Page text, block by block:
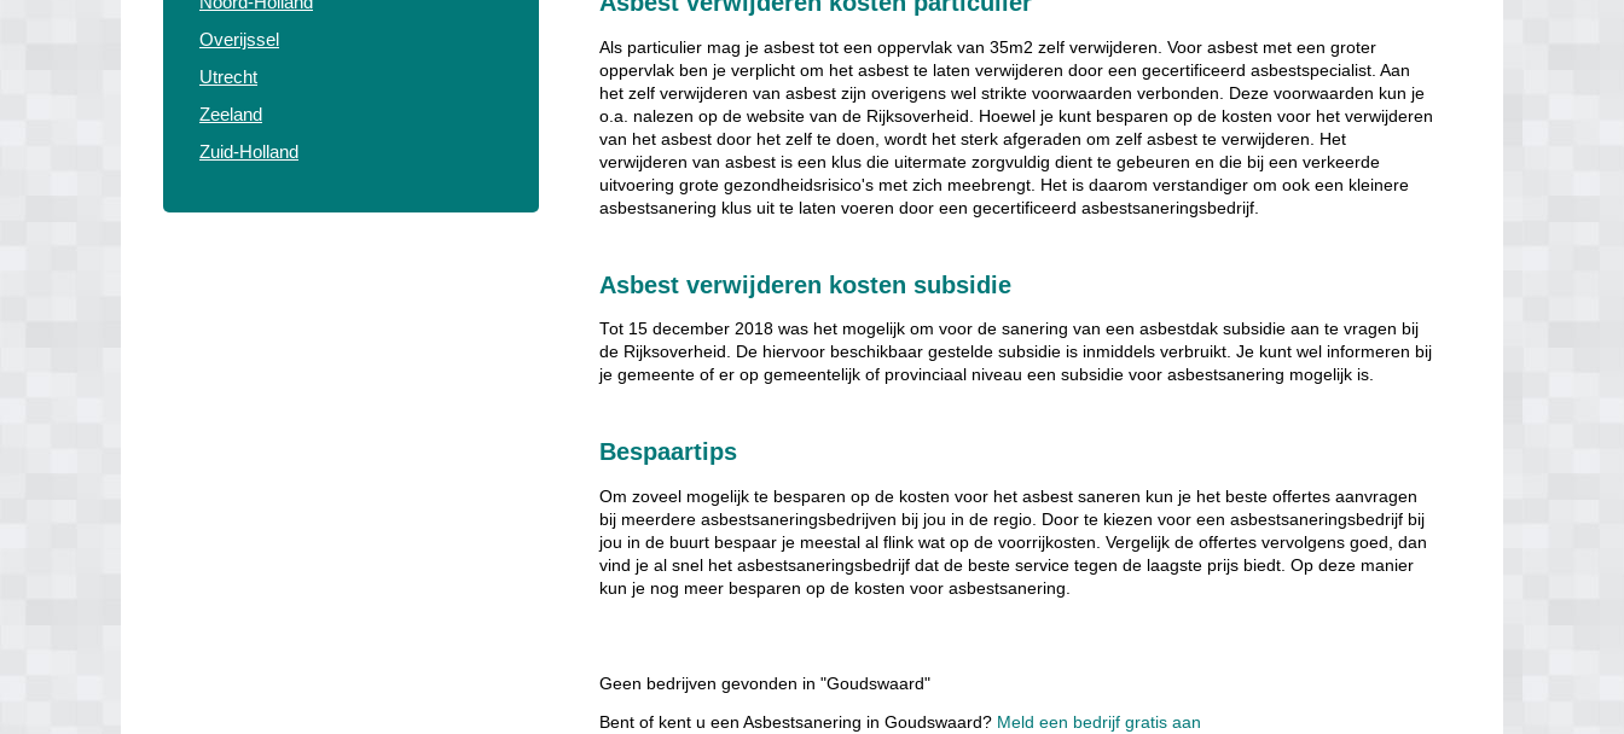
Overijssel
Utrecht
Zeeland
Zuid-Holland
Als particulier mag je asbest tot een oppervlak van 35m2 zelf verwijderen. Voor asbest met een groter
oppervlak ben je verplicht om het asbest te laten verwijderen door een gecertificeerd asbestspecialist. Aan
het zelf verwijderen van asbest zijn overigens wel strikte voorwaarden verbonden. Deze voorwaarden kun je
o.a. nalezen op de website van de Rijksoverheid. Hoewel je kunt besparen op de kosten voor het verwijderen
van het asbest door het zelf te doen, wordt het sterk afgeraden om zelf asbest te verwijderen. Het
verwijderen van asbest is een klus die uitermate zorgvuldig dient te gebeuren en die bij een verkeerde
uitvoering grote gezondheidsrisico's met zich meebrengt. Het is daarom verstandiger om ook een kleinere
asbestsanering klus uit te laten voeren door een gecertificeerd asbestsaneringsbedrijf.
Asbest verwijderen kosten subsidie
Tot 15 december 2018 was het mogelijk om voor de sanering van een asbestdak subsidie aan te vragen bij
de Rijksoverheid. De hiervoor beschikbaar gestelde subsidie is inmiddels verbruikt. Je kunt wel informeren bij
je gemeente of er op gemeentelijk of provinciaal niveau een subsidie voor asbestsanering mogelijk is.
Bespaartips
Om zoveel mogelijk te besparen op de kosten voor het asbest saneren kun je het beste offertes aanvragen
bij meerdere asbestsaneringsbedrijven bij jou in de regio. Door te kiezen voor een asbestsaneringsbedrijf bij
jou in de buurt bespaar je meestal al flink wat op de voorrijkosten. Vergelijk de offertes vervolgens goed, dan
vind je al snel het asbestsaneringsbedrijf dat de beste service tegen de laagste prijs biedt. Op deze manier
kun je nog meer besparen op de kosten voor asbestsanering.
Geen bedrijven gevonden in "Goudswaard"
Bent of kent u een Asbestsanering in Goudswaard? Meld een bedrijf gratis aan